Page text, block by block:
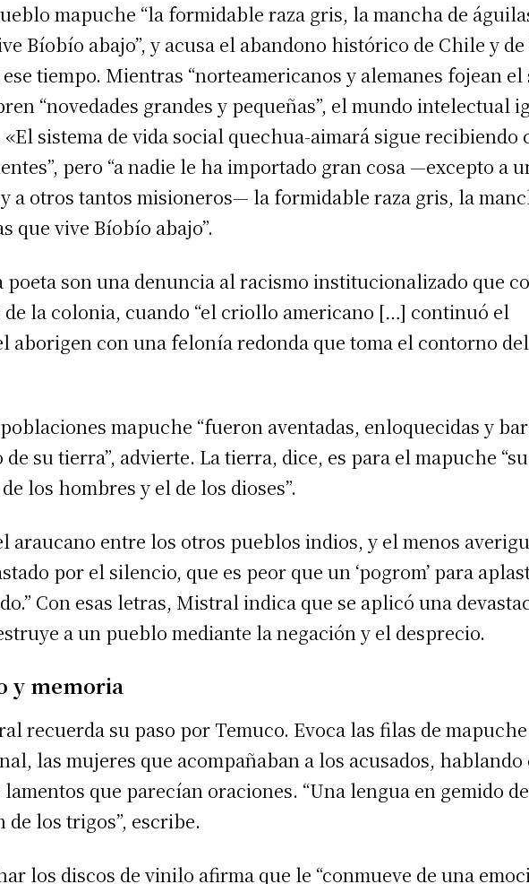
mapuche “la formidable raza gris, la mancha de
Bíobío abajo”, y acusa el abandono histórico de Chile y
tiempo. Mientras “norteamericanos y alemanes fojean el
“novedades grandes y pequeñas”, el mundo intelectual
sistema de vida social quechua-aimará sigue recibiendo
pero “a nadie le ha importado gran cosa —excepto a
a otros tantos misioneros— la formidable raza gris, la
que vive Bíobío abajo”.
poeta son una denuncia al racismo institucionalizado que
de la colonia, cuando “el criollo americano […] continuó el
aborigen con una felonía redonda que toma el contorno
mapuche “fueron aventadas, enloquecidas y
su tierra”, advierte. La tierra, dice, es para el mapuche
los hombres y el de los dioses”.
araucano entre los otros pueblos indios, y el menos
por el silencio, que es peor que un ‘pogrom’ para
Con esas letras, Mistral indica que se aplicó una
a un pueblo mediante la negación y el desprecio.
y memoria
recuerda su paso por Temuco. Evoca las filas de
las mujeres que acompañaban a los acusados, hablando
que parecían oraciones. “Una lengua en gemido
de los trigos”, escribe.
los discos de vinilo afirma que le “conmueve de una